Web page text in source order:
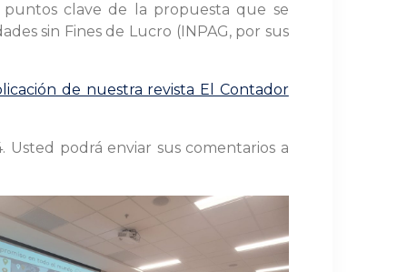
puntos clave de la propuesta que se
sin Fines de Lucro (INPAG, por sus
de nuestra revista El Contador
podrá enviar sus comentarios a